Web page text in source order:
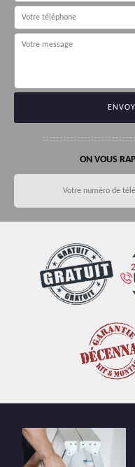
ON VOUS